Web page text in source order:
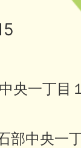
央一丁目
部中央一